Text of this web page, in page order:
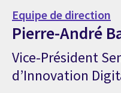
Equipe de direction
Pierre-André
Expert Pierre-André
Vice-Président
d’Innovation